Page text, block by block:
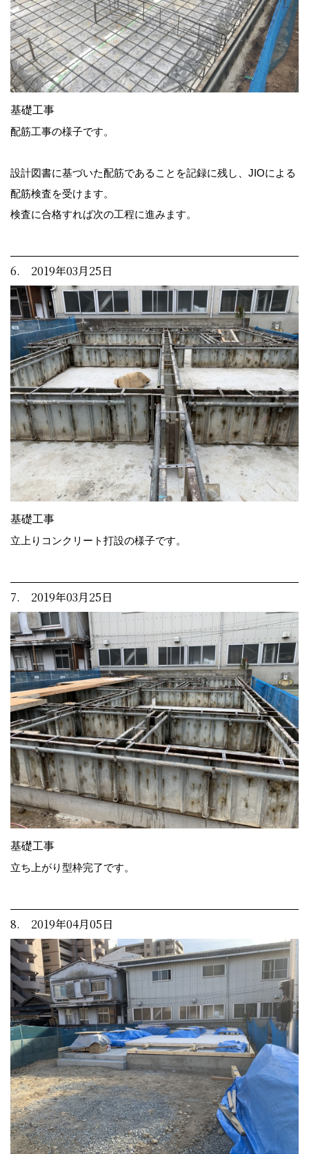
基礎工事
配筋工事の様子です。
設計図書に基づいた配筋であることを記録に残し、JIOによる
配筋検査を受けます。
検査に合格すれば次の工程に進みます。
6. 2019年03月25日
基礎工事
立上りコンクリート打設の様子です。
7. 2019年03月25日
基礎工事
立ち上がり型枠完了です。
8. 2019年04月05日